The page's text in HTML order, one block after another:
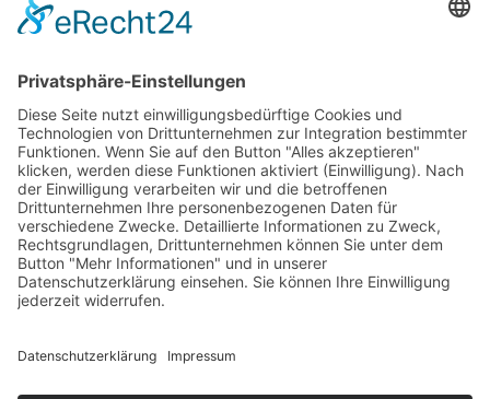
Bankeinzug
Kreditkarte (VISA & MasterCard)
Support
Kostenlose Beratung vor und nach dem
Kauf!
Qualität